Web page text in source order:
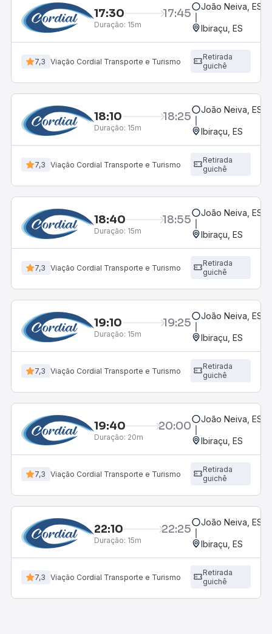
17:30 17:45
Duração: 15m
João Neiva, ES
Ibiraçu, ES
7,3 Viação Cordial Transporte e Turismo
Retirada
guichê
18:10 18:25
Duração: 15m
João Neiva, ES
Ibiraçu, ES
7,3 Viação Cordial Transporte e Turismo
Retirada
guichê
18:40 18:55
Duração: 15m
João Neiva, ES
Ibiraçu, ES
7,3 Viação Cordial Transporte e Turismo
Retirada
guichê
19:10 19:25
Duração: 15m
João Neiva, ES
Ibiraçu, ES
7,3 Viação Cordial Transporte e Turismo
Retirada
guichê
19:40 20:00
Duração: 20m
João Neiva, ES
Ibiraçu, ES
7,3 Viação Cordial Transporte e Turismo
Retirada
guichê
22:10 22:25
Duração: 15m
João Neiva, ES
Ibiraçu, ES
7,3 Viação Cordial Transporte e Turismo
Retirada
guichê